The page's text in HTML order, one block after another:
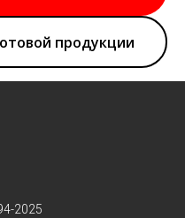
продукции
2025